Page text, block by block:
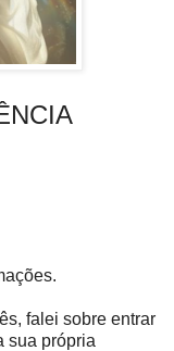
falei sobre entrar
sua própria